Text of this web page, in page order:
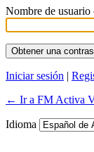
Nombre de
Iniciar sesión |
← Ir a FM Activa
Idioma